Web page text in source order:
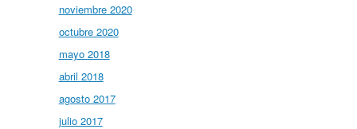
noviembre 2020
octubre 2020
mayo 2018
abril 2018
agosto 2017
julio 2017